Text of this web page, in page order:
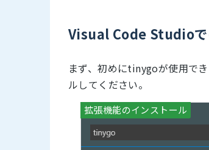
Visual Code Studio
まず、初めにtinygoが使用で
ルしてください。